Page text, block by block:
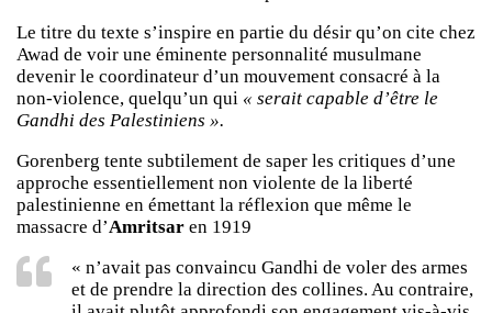
Le titre du texte s’inspire en partie du désir qu’on cite chez
Awad de voir une éminente personnalité musulmane
devenir le coordinateur d’un mouvement consacré à la
non-violence, quelqu’un qui « serait capable d’être le
Gandhi des Palestiniens ».
Gorenberg tente subtilement de saper les critiques d’une
approche essentiellement non violente de la liberté
palestinienne en émettant la réflexion que même le
massacre d’Amritsar en 1919
« n’avait pas convaincu Gandhi de voler des armes
et de prendre la direction des collines. Au contraire,